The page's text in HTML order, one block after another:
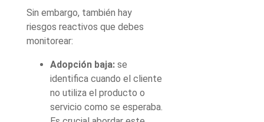
Sin embargo, también hay
riesgos reactivos que debes
monitorear:
Adopción baja: se
identifica cuando el cliente
no utiliza el producto o
servicio como se esperaba.